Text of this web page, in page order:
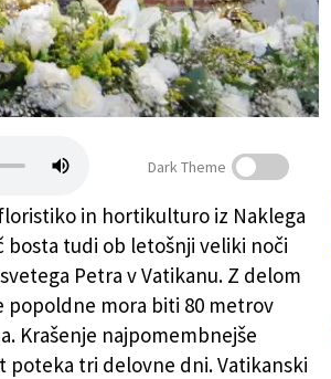
Dark Theme
in hortikulturo iz Naklega
bosta tudi ob letošnji veliki noči
Petra v Vatikanu. Z delom
popoldne mora biti 80 metrov
Krašenje najpomembnejše
poteka tri delovne dni. Vatikanski